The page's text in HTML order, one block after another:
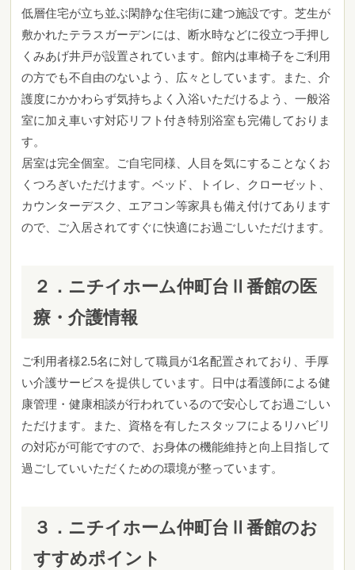
低層住宅が立ち並ぶ閑静な住宅街に建つ施設です。芝生が
敷かれたテラスガーデンには、断水時などに役立つ手押し
くみあげ井戸が設置されています。館内は車椅子をご利用
の方でも不自由のないよう、広々としています。また、介
護度にかかわらず気持ちよく入浴いただけるよう、一般浴
室に加え車いす対応リフト付き特別浴室も完備しておりま
す。
居室は完全個室。ご自宅同様、人目を気にすることなくお
くつろぎいただけます。ベッド、トイレ、クローゼット、
カウンターデスク、エアコン等家具も備え付けてあります
ので、ご入居されてすぐに快適にお過ごしいただけます。
２．ニチイホーム仲町台Ⅱ番館の医
療・介護情報
ご利用者様2.5名に対して職員が1名配置されており、手厚
い介護サービスを提供しています。日中は看護師による健
康管理・健康相談が行われているので安心してお過ごしい
ただけます。また、資格を有したスタッフによるリハビリ
の対応が可能ですので、お身体の機能維持と向上目指して
過ごしていいただくための環境が整っています。
３．ニチイホーム仲町台Ⅱ番館のお
すすめポイント